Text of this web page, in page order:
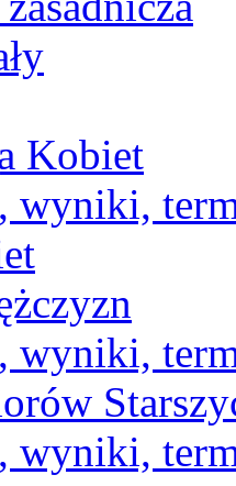
Kobiet
wyniki,
wyniki,
wyniki,